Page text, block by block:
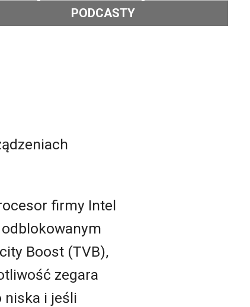
PODCASTY
firmy Intel
Boost (TVB),
zegara
niska i jeśli